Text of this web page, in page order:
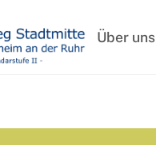
Über uns